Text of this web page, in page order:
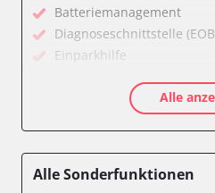
Batteriemanagement
Diagnoseschnittstelle
Einparkhilfe
Feststellbremse (EPB /
Klimaanlage
Alle
Alle Sonderfunktionen